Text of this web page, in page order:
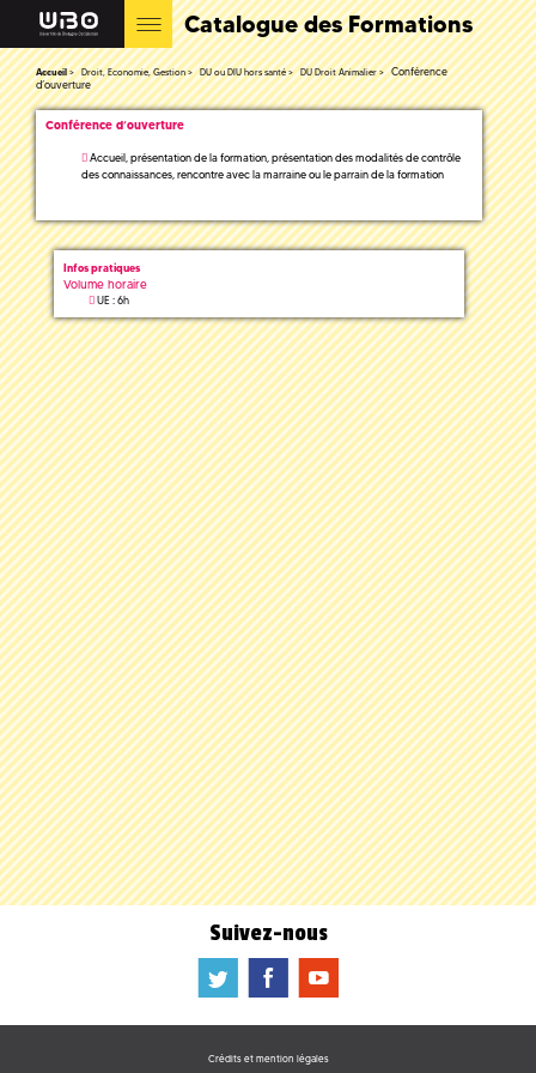
Catalogue des Formations
Accueil Droit, Economie, Gestion DU ou DIU hors santé DU Droit Animalier
Conférence
d’ouverture
Conférence d’ouverture
Accueil, présentation de la formation, présentation des modalités de contrôle
des connaissances, rencontre avec la marraine ou le parrain de la formation
Infos pratiques
Volume horaire
UE : 6h
Suivez-nous
a b f
Crédits et mention légales